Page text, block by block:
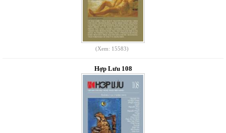
(Xem: 15583)
Hợp Lưu 108